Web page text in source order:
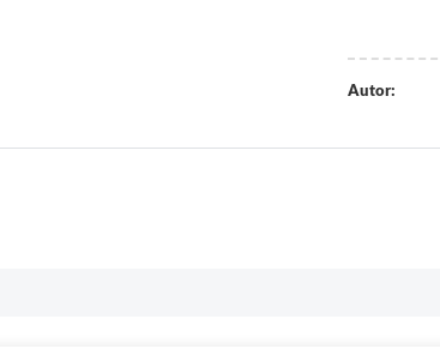
Autor: